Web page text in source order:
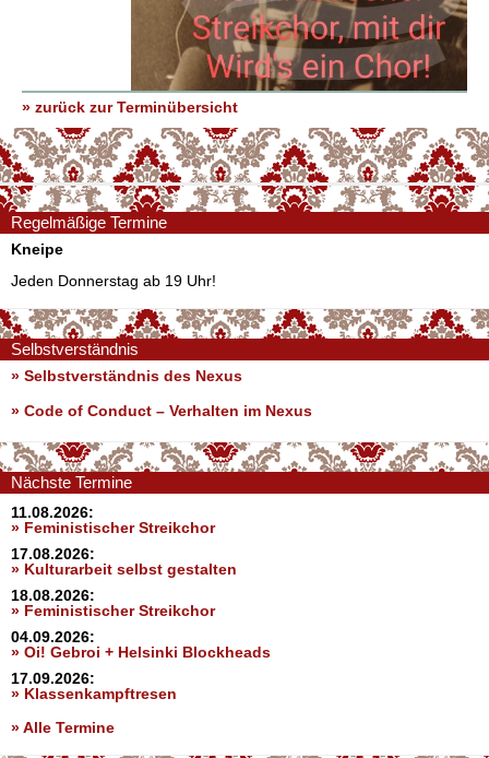
» zurück zur Terminübersicht
Regelmäßige Termine
Kneipe
Jeden Donnerstag ab 19 Uhr!
Selbstverständnis
» Selbstverständnis des Nexus
» Code of Conduct – Verhalten im Nexus
Nächste Termine
11.08.2026:
» Feministischer Streikchor
17.08.2026:
» Kulturarbeit selbst gestalten
18.08.2026:
» Feministischer Streikchor
04.09.2026:
» Oi! Gebroi + Helsinki Blockheads
17.09.2026:
» Klassenkampftresen
» Alle Termine